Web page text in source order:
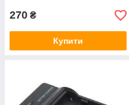
270 ₴
Купити